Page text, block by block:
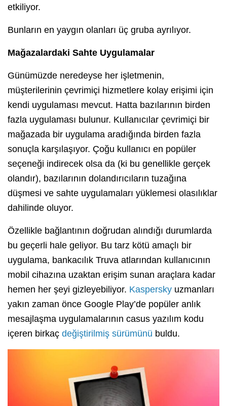
etkiliyor.
Bunların en yaygın olanları üç gruba ayrılıyor.
Mağazalardaki Sahte Uygulamalar
Günümüzde neredeyse her işletmenin,
müşterilerinin çevrimiçi hizmetlere kolay erişimi için
kendi uygulaması mevcut. Hatta bazılarının birden
fazla uygulaması bulunur. Kullanıcılar çevrimiçi bir
mağazada bir uygulama aradığında birden fazla
sonuçla karşılaşıyor. Çoğu kullanıcı en popüler
seçeneği indirecek olsa da (ki bu genellikle gerçek
olandır), bazılarının dolandırıcıların tuzağına
düşmesi ve sahte uygulamaları yüklemesi olasılıklar
dahilinde oluyor.
Özellikle bağlantının doğrudan alındığı durumlarda
bu geçerli hale geliyor. Bu tarz kötü amaçlı bir
uygulama, bankacılık Truva atlarından kullanıcının
mobil cihazına uzaktan erişim sunan araçlara kadar
hemen her şeyi gizleyebiliyor. Kaspersky uzmanları
yakın zaman önce Google Play’de popüler anlık
mesajlaşma uygulamalarının casus yazılım kodu
içeren birkaç değiştirilmiş sürümünü buldu.